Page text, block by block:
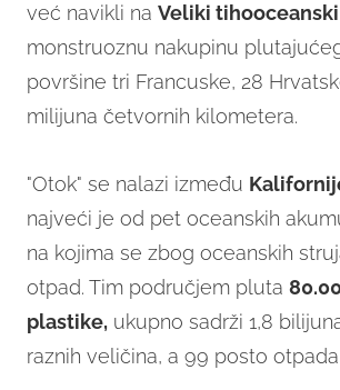
već navikli na Veliki
monstruoznu nakupinu
površine tri Francuske, 28
milijuna četvornih kilometera.
"Otok" se nalazi između
najveći je od pet oceanskih
na kojima se zbog oceanskih
otpad. Tim područjem pluta
plastike, ukupno sadrži 1,8
raznih veličina, a 99 posto